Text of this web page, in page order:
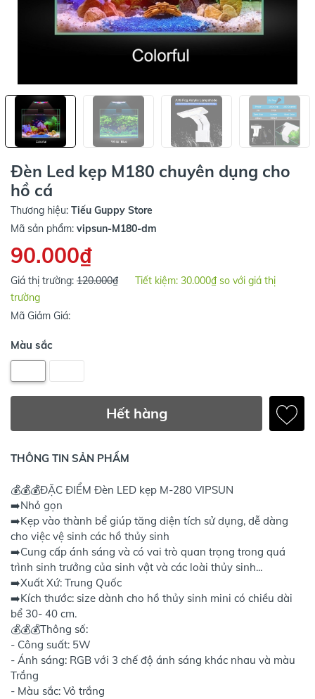
Đèn Led kẹp M180 chuyên dụng cho
hồ cá
Thương hiệu: Tiếu Guppy Store
Mã sản phẩm: vipsun-M180-dm
90.000₫
Giá thị trường: 120.000₫ Tiết kiệm: 30.000₫ so với giá thị
trường
Mã Giảm Giá:
Màu sắc
Hết hàng
THÔNG TIN SẢN PHẨM
💰💰💰ĐẶC ĐIỂM Đèn LED kẹp M-280 VIPSUN
➡️Nhỏ gọn
➡️Kẹp vào thành bể giúp tăng diện tích sử dụng, dễ dàng
cho việc vệ sinh các hồ thủy sinh
➡️Cung cấp ánh sáng và có vai trò quan trọng trong quá
trình sinh trưởng của sinh vật và các loài thủy sinh...
➡️Xuất Xứ: Trung Quốc
➡️Kích thước: size dành cho hồ thủy sinh mini có chiều dài
bể 30- 40 cm.
💰💰💰Thông số:
- Công suất: 5W
- Ánh sáng: RGB với 3 chế độ ánh sáng khác nhau và màu
Trắng
- Màu sắc: Vỏ trắng